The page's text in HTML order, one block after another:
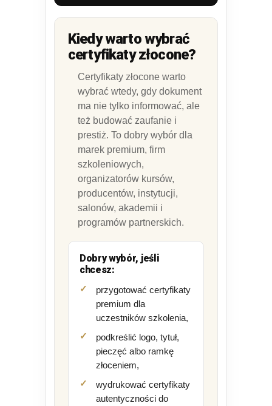
Kiedy warto wybrać
certyfikaty złocone?
Certyfikaty złocone warto
wybrać wtedy, gdy dokument
ma nie tylko informować, ale
też budować zaufanie i
prestiż. To dobry wybór dla
marek premium, firm
szkoleniowych,
organizatorów kursów,
producentów, instytucji,
salonów, akademii i
programów partnerskich.
Dobry wybór, jeśli
chcesz:
przygotować certyfikaty
premium dla
uczestników szkolenia,
podkreślić logo, tytuł,
pieczęć albo ramkę
złoceniem,
wydrukować certyfikaty
autentyczności do